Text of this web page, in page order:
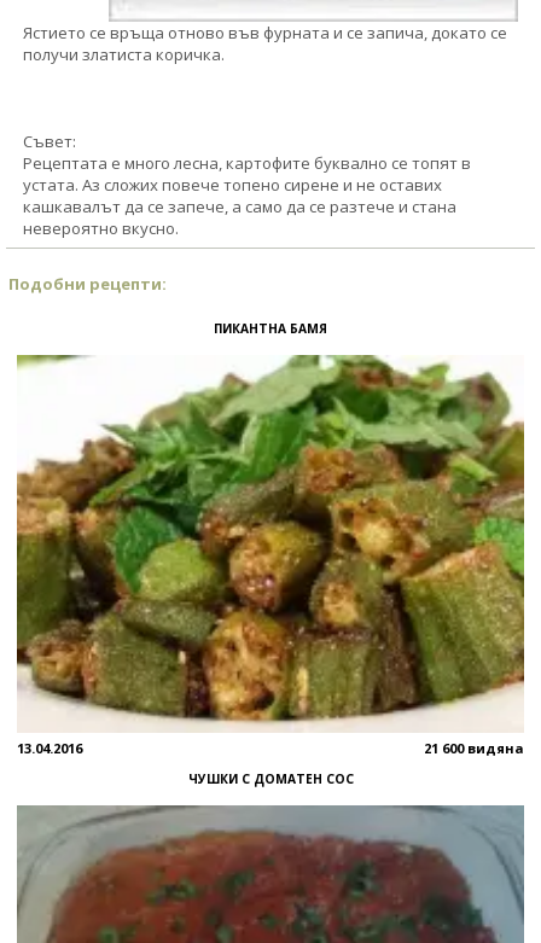
Ястието се връща отново във фурната и се запича, докато се
получи златиста коричка.
Съвет:
Рецептата е много лесна, картофите буквално се топят в
устата. Аз сложих повече топено сирене и не оставих
кашкавалът да се запече, а само да се разтече и стана
невероятно вкусно.
Подобни рецепти:
ПИКАНТНА БАМЯ
13.04.2016 21 600 видяна
ЧУШКИ С ДОМАТЕН СОС